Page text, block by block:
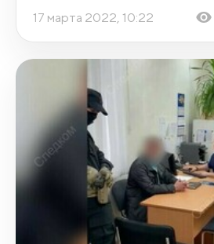
17 марта 2022, 10:22